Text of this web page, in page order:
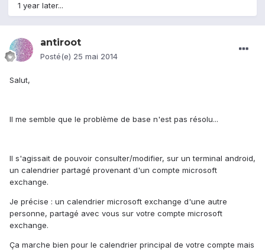
1 year later...
antiroot
Posté(e) 25 mai 2014
Salut,
Il me semble que le problème de base n'est pas résolu...
Il s'agissait de pouvoir consulter/modifier, sur un terminal android,
un calendrier partagé provenant d'un compte microsoft
exchange.
Je précise : un calendrier microsoft exchange d'une autre
personne, partagé avec vous sur votre compte microsoft
exchange.
Ça marche bien pour le calendrier principal de votre compte mais